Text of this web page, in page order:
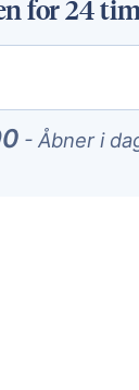
for 24
- Åbner i